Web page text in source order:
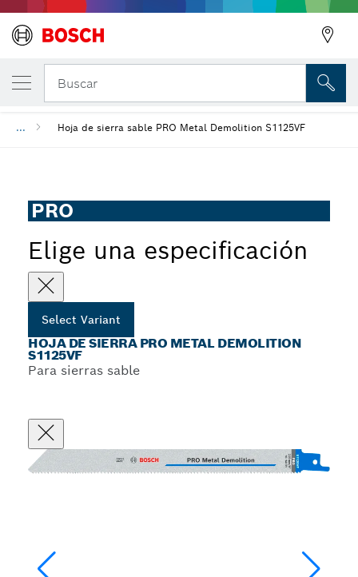
Buscar
... Hoja de sierra sable PRO Metal Demolition S1125VF
PRO
Elige una especificación
Select Variant
HOJA DE SIERRA PRO METAL DEMOLITION
S1125VF
Para sierras sable
Hoja de sierra PRO Metal Demolition